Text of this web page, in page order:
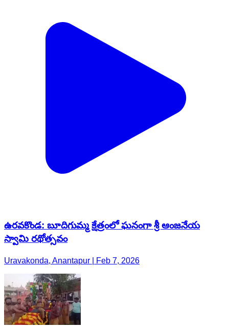
ఉరవకొండ: బూదిగుమ్మ క్షేత్రంలో ఘనంగా శ్రీ ఆంజనేయ
స్వామి రథోత్సవం
Uravakonda, Anantapur | Feb 7, 2026